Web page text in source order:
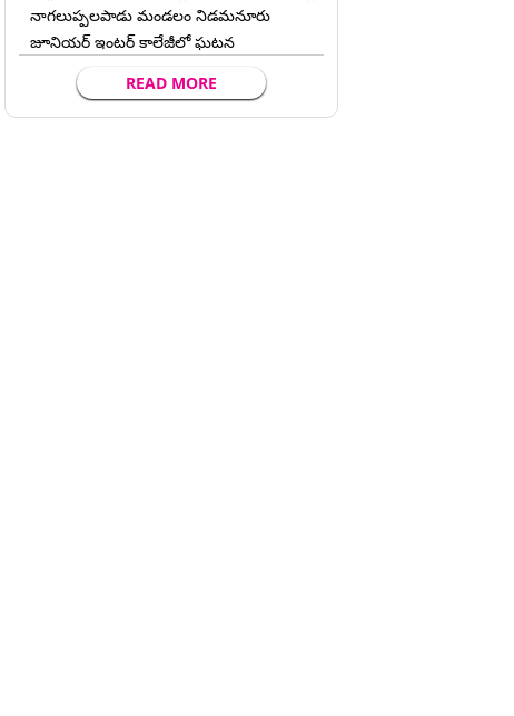
నాగలుప్పలపాడు మండలం నిడమనూరు
జూనియర్ ఇంటర్ కాలేజీలో ఘటన
READ MORE